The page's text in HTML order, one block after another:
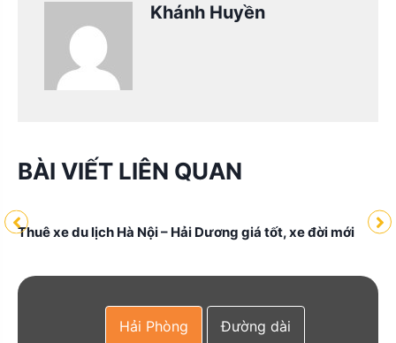
Khánh Huyền
BÀI VIẾT LIÊN QUAN
Thuê xe du lịch Hà Nội – Hải Dương giá tốt, xe đời mới
Hải Phòng Đường dài